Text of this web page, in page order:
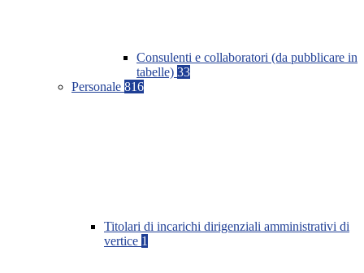
Consulenti e collaboratori (da pubblicare in
tabelle) 33
Personale 816
Titolari di incarichi dirigenziali amministrativi di
vertice 1